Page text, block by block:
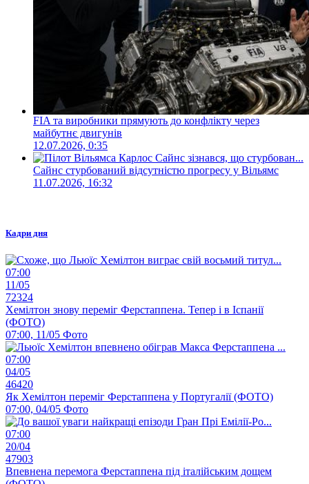
FIA та виробники прямують до конфлікту через
майбутнє двигунів
12.07.2026, 0:35
Сайнс стурбований відсутністю прогресу у Вільямс
11.07.2026, 16:32
Кадри дня
07:00
11/05
72324
Хемілтон знову переміг Ферстаппена. Тепер і в Іспанії
(ФОТО)
07:00, 11/05 Фото
07:00
04/05
46420
Як Хемілтон переміг Ферстаппена у Португалії (ФОТО)
07:00, 04/05 Фото
07:00
20/04
47903
Впевнена перемога Ферстаппена під італійським дощем